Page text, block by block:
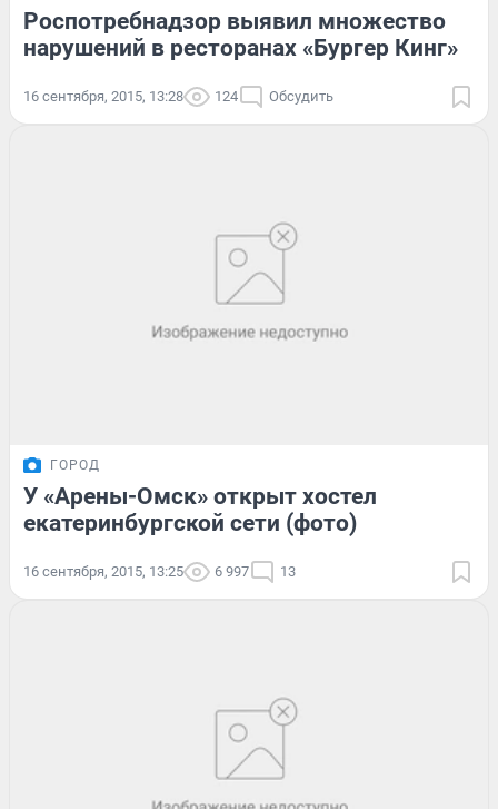
Роспотребнадзор выявил множество
нарушений в ресторанах «Бургер Кинг»
16 сентября, 2015, 13:28 124 Обсудить
ГОРОД
У «Арены-Омск» открыт хостел
екатеринбургской сети (фото)
16 сентября, 2015, 13:25 6 997 13